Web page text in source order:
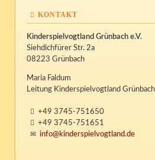
KONTAKT
Kinderspielvogtland Grünbach e.V.
Siehdichfürer Str. 2a
08223 Grünbach
Maria Faldum
Leitung Kinderspielvogtland Grünbach
+49 3745-751650
+49 3745-751651
info@kinderspielvogtland.de